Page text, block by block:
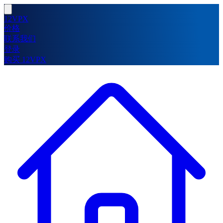
12VPX
价格
联系我们
登录
购买 12VPX